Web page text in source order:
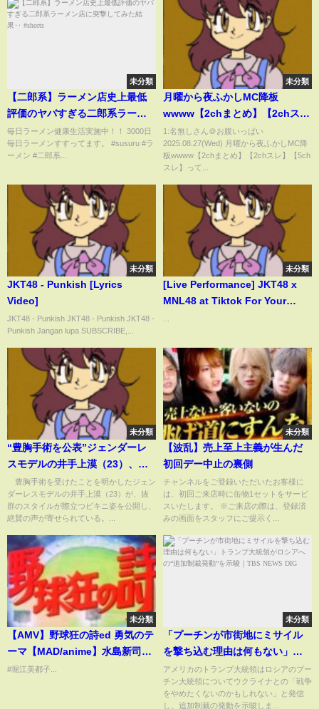
未分類
【二郎系】ラーメン店史上最低
評価のヤバすぎる二郎系ラーメ
ン店に突撃してみた結果‥
#shorts
毎日ラーメン健康生活実施中！！ 3000日
毎日ラーメンすすってます。 #susuru #ラ
ーメン #二郎系...
未分類
月曜から夜ふかしMC降板
wwww【2chまとめ】【2chス
レ】【5chスレ】
1:名無しさん＠お腹いっぱい
2025.08.27(Wed) 月曜から夜ふかしMC降
板wwww【2chまとめ】【2chスレ】【5ch
スレ】って...
未分類
JKT48 - Punkish [Lyrics
Video]
JKT48 - Punkish JKT48 - Punkish JKT48 -
Punkish Jangan lupa SUBSCRIBE,...
未分類
[Live Performance] JKT48 x
MNL48 at Tiktok For Your
未分類
“豊胸手術を公表”ジェンダーレ
スモデルの井手上漠（23）、胸
元大胆なビキニ姿に絶賛の声
「スタイル完璧！女神！」「真
珠のような肌」(ABEMA TIMES)
豊胸手術を受けたことを明かしたジェン
ダーレスモデルの井手上漠（23）が、抜
群のスタイルが際立つビキニ姿を公開し、
絶賛の声が寄せられている。...
未分類
【波乱】売上至上主義が生んだ
初回デー中止の裏側
チャンネルをご登録いただいたお客様に
は、初回ご来店時に缶物1セットをサービ
スいたします。 ※ご来店の際は、登録済
みの画面をスタッフにご提示く...
未分類
【AMV】野球狂の詩ed 勇気のテ
ーマ【MAD/anime】水島新司追
悼
#堀江美都子...
未分類
「プーチンが市街地にミサイル
を撃ち込む理由は何もない」ト
ランプ大統領がロシアへの“追加
制裁発動”を示唆｜
TBS NEWS DIG
アメリカのトランプ大統領はロシアのプー
チン大統領についてウクライナとの「戦争
をやめたくないのかもしれない」と発信
し、追加制裁の発動を示唆しま...